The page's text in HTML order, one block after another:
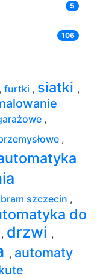
5
106
, furtki , siatki ,
,
,
szczecin ,
do
, drzwi ,
, automaty